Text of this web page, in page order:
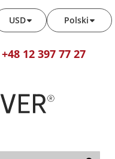
Polski
USD
+48 12 397 77 27